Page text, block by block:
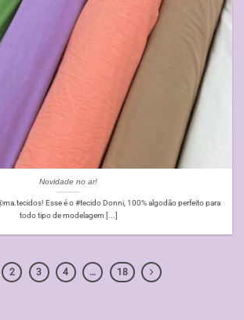
Novidade no ar!
Esse é o #tecido Donni, 100% algodão perfeito para
todo tipo de modelagem [...]
2 3 4 … 18